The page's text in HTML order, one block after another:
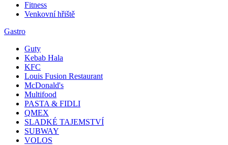
Fitness
Venkovní hřiště
Gastro
Guty
Kebab Hala
KFC
Louis Fusion Restaurant
McDonald's
Multifood
PASTA & FIDLI
QMEX
SLADKÉ TAJEMSTVÍ
SUBWAY
VOLOS